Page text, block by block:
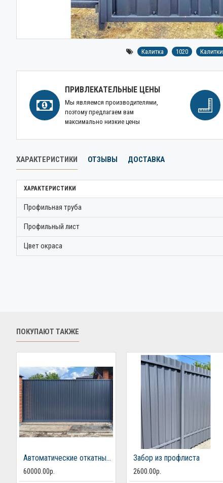
Калитка 1020 Калитки
ПРИВЛЕКАТЕЛЬНЫЕ ЦЕНЫ
Мы являемся производителями,
поэтому предлагаем вам
максимально низкие цены
ХАРАКТЕРИСТИКИ ОТЗЫВЫ ДОСТАВКА
ХАРАКТЕРИСТИКИ
Профильная труба
Профильный лист
Цвет окраса
ПОКУПАЮТ ТАКЖЕ
Автоматические откатные ворота из профлиста
60000.00р.
Забор из профлиста
2600.00р.